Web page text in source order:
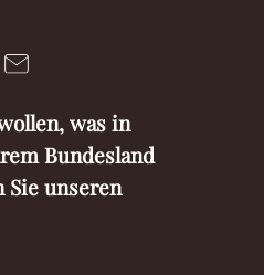
was in
Bundesland
Sie unseren